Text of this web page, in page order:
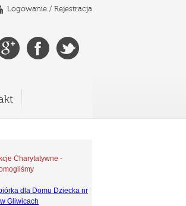
Logowanie / Rejestracja
Charytatywne -
dla Domu Dziecka nr
Gliwicach